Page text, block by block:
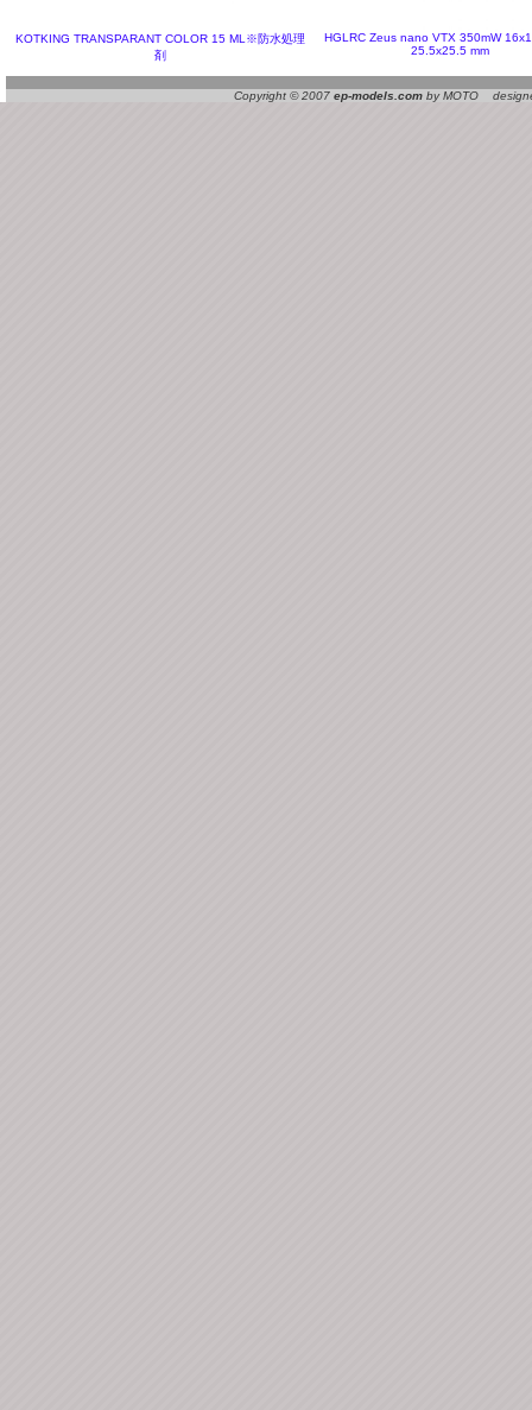
KOTKING TRANSPARANT COLOR 15 ML※防水処理
剤
HGLRC Zeus nano VTX 350mW
25.5x25.5 mm
Copyright © 2007 ep-models.com by MOTO